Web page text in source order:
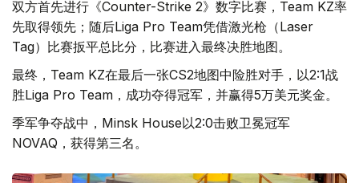
双方首先进行《Counter-Strike 2》数字比赛，Team KZ率
先取得领先；随后Liga Pro Team凭借激光枪（Laser
Tag）比赛扳平总比分，比赛进入最终决胜地图。
最终，Team KZ在最后一张CS2地图中险胜对手，以2:1战
胜Liga Pro Team，成功夺得冠军，并赢得5万美元奖金。
季军争夺战中，Minsk House以2:0击败卫冕冠军
NOVAQ，获得第三名。